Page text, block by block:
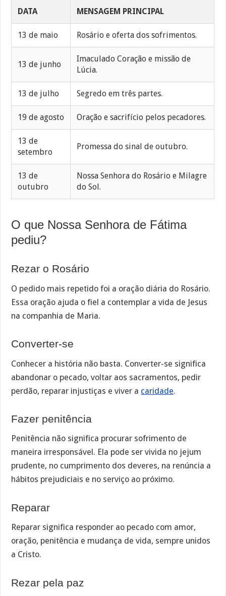
DATA MENSAGEM PRINCIPAL
13 de maio Rosário e oferta dos sofrimentos.
13 de junho
Imaculado Coração e missão de
Lúcia.
13 de julho Segredo em três partes.
19 de agosto Oração e sacrifício pelos pecadores.
13 de
setembro
Promessa do sinal de outubro.
13 de
outubro
Nossa Senhora do Rosário e Milagre
do Sol.
O que Nossa Senhora de Fátima
pediu?
Rezar o Rosário
O pedido mais repetido foi a oração diária do Rosário.
Essa oração ajuda o fiel a contemplar a vida de Jesus
na companhia de Maria.
Converter-se
Conhecer a história não basta. Converter-se significa
abandonar o pecado, voltar aos sacramentos, pedir
perdão, reparar injustiças e viver a caridade.
Fazer penitência
Penitência não significa procurar sofrimento de
maneira irresponsável. Ela pode ser vivida no jejum
prudente, no cumprimento dos deveres, na renúncia a
hábitos prejudiciais e no serviço ao próximo.
Reparar
Reparar significa responder ao pecado com amor,
oração, penitência e mudança de vida, sempre unidos
a Cristo.
Rezar pela paz